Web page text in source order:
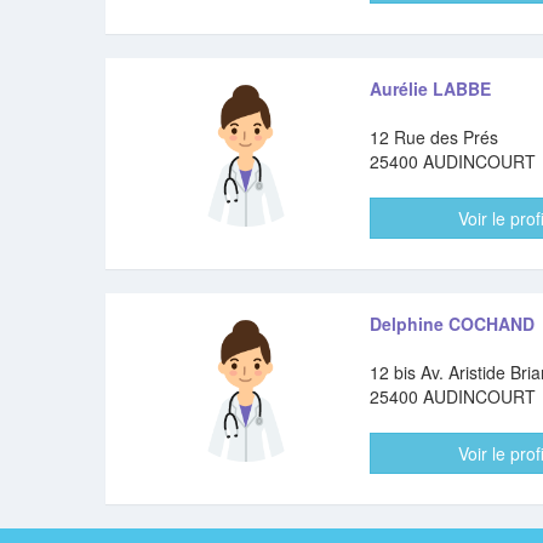
Aurélie LABBE
12 Rue des Prés
25400 AUDINCOURT
Voir le
Delphine COCHAND
12 bis Av. Aristide
25400 AUDINCOURT
Voir le